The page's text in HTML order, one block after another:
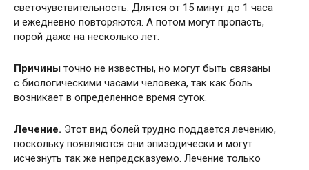
светочувствительность. Длятся от 15 минут до 1 часа
и ежедневно повторяются. А потом могут пропасть,
порой даже на несколько лет.
Причины точно не известны, но могут быть связаны
с биологическими часами человека, так как боль
возникает в определенное время суток.
Лечение. Этот вид болей трудно поддается лечению,
поскольку появляются они эпизодически и могут
исчезнуть так же непредсказуемо. Лечение только